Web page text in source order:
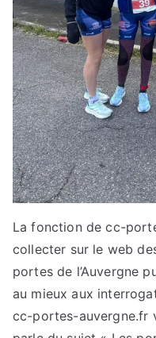
La fonction de cc-
collecter sur le web
portes de l’Auvergne
au mieux aux
cc-portes-auvergne.fr